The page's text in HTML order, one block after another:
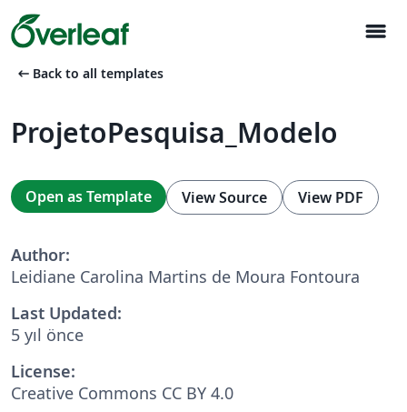
menu
arrow_left_alt Back to all templates
ProjetoPesquisa_Modelo
Open as Template View Source View PDF
Author:
Leidiane Carolina Martins de Moura Fontoura
Last Updated:
5 yıl önce
License:
Creative Commons CC BY 4.0